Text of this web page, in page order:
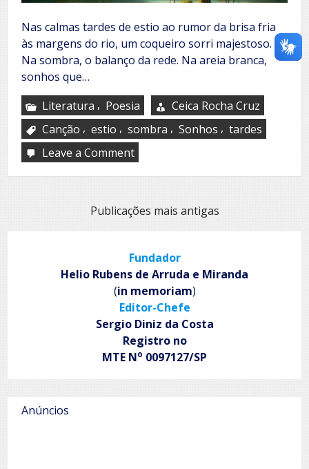
Nas calmas tardes de estio ao rumor da brisa fria
às margens do rio, um coqueiro sorri majestoso.
Na sombra, o balanço da rede. Na areia branca,
sonhos que…
Literatura , Poesia
Ceica Rocha Cruz
Canção , estio , sombra , Sonhos , tardes
Leave a Commenton
solitário
NavegaçãoPublicações mais antigas
Fundador
Helio Rubens de Arruda e Miranda
(in memoriam)
Editor-Chefe
Sergio Diniz da Costa
Registro no
MTE No 0097127/SP
Anúncios